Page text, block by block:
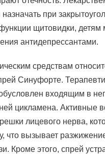
при
щитовидки,
антидепрессантами.
средствам
Синуфорте.
входящим в
цикламена. Активные
лицевого нерва,
что вызывает
Кроме этого, спрей